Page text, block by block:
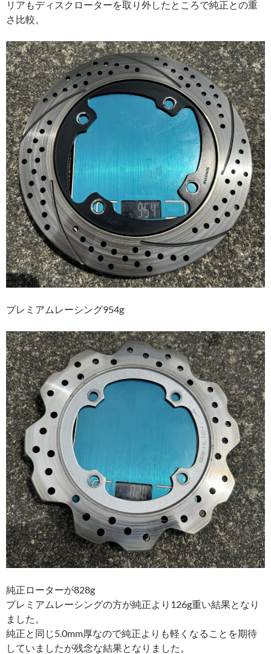
リアもディスクローターを取り外したところで純正との重
さ比較。
プレミアムレーシング954g
純正ローターが828g
プレミアムレーシングの方が純正より126g重い結果となり
ました。
純正と同じ5.0mm厚なので純正よりも軽くなることを期待
していましたが残念な結果となりました。